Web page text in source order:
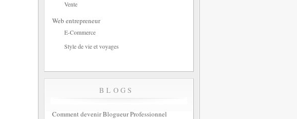
Vente
Web entrepreneur
E-Commerce
Style de vie et voyages
BLOGS
Comment devenir Blogueur Professionnel